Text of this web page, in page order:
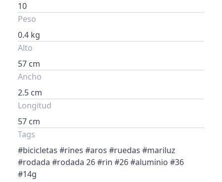
10
Peso
0.4 kg
Alto
57 cm
Ancho
2.5 cm
Longitud
57 cm
Tags
#bicicletas #rines #aros #ruedas #mariluz
#rodada #rodada 26 #rin #26 #aluminio #36
#14g